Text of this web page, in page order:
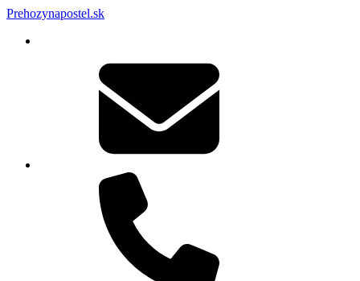
Prehozynapostel.sk